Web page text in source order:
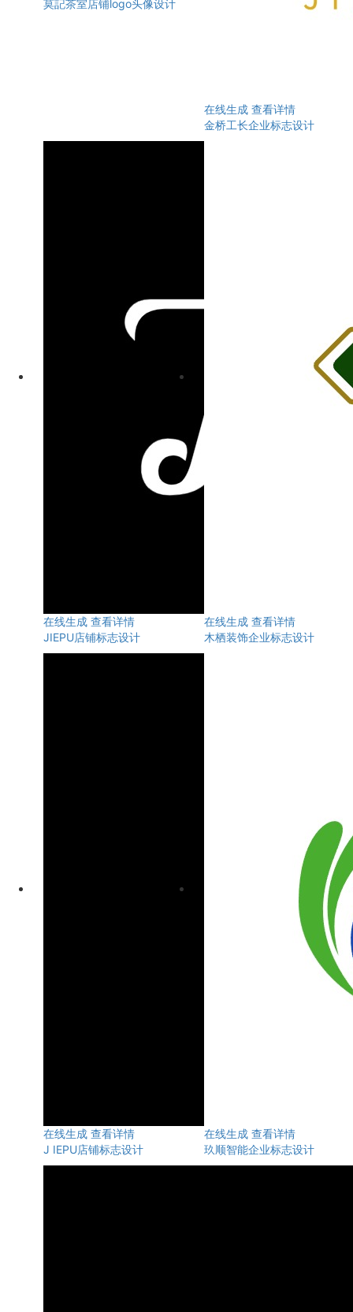
莫記茶室店铺logo头像设计
在线生成 查看详情
金桥工长企业标志设计
在线生成 查看详情
JIEPU店铺标志设计
在线生成 查看详情
木栖装饰企业标志设计
在线生成 查看详情
J IEPU店铺标志设计
在线生成 查看详情
玖顺智能企业标志设计